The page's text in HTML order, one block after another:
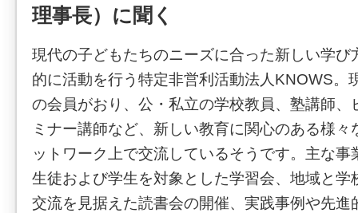
理事長）に聞く
現代の子どもたちのニーズに合った新しい学び
的に活動を行う特定非営利活動法人KNOWS。
の会員がおり、公・私立の学校教員、塾講師、
ミナー講師など、新しい教育に関心のある様
ットワーク上で交流しているそうです。主な事
生徒および学生を対象とした学習会、地域と学
交流を見据えた読書会の開催、実践事例や先進